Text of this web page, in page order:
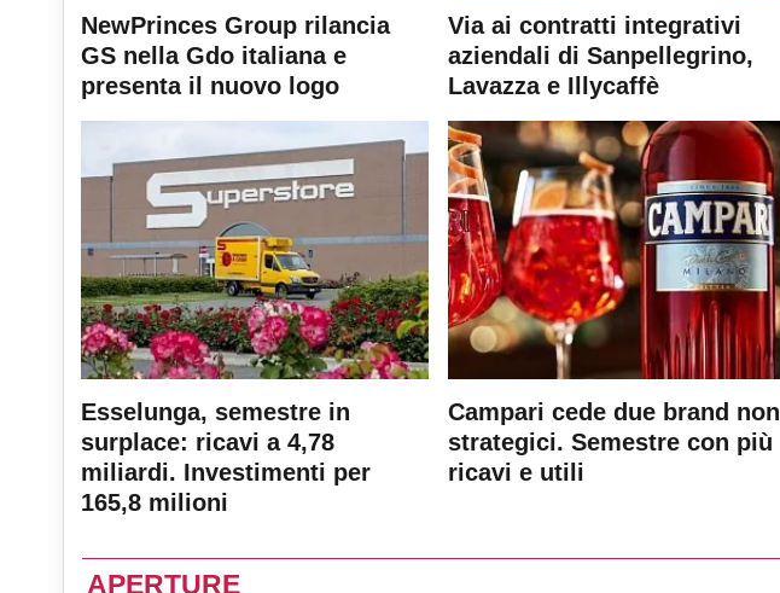
NewPrinces Group rilancia
GS nella Gdo italiana e
presenta il nuovo logo
Via ai contratti integrativi
aziendali di Sanpellegrino,
Lavazza e Illycaffè
Esselunga, semestre in
surplace: ricavi a 4,78
miliardi. Investimenti per
165,8 milioni
Campari cede due brand non
strategici. Semestre con più
ricavi e utili
APERTURE